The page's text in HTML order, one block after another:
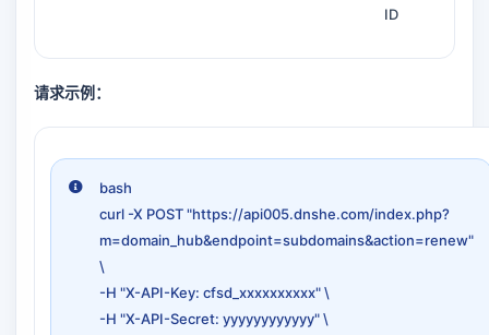
ID
请求示例：
bash
curl -X POST "https://api005.dnshe.com/index.php?
m=domain_hub&endpoint=subdomains&action=renew"
\
-H "X-API-Key: cfsd_xxxxxxxxxx" \
-H "X-API-Secret: yyyyyyyyyyyy" \